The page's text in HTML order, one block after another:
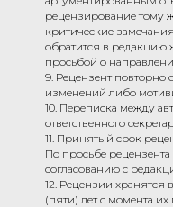
рецензирование тому
критические
обратится в редакцию
просьбой о
9. Рецензент повторно
изменений либо
10. Переписка между
ответственного
11. Принятый срок
По просьбе
согласованию с
12. Рецензии хранятся
(пяти) лет с момента